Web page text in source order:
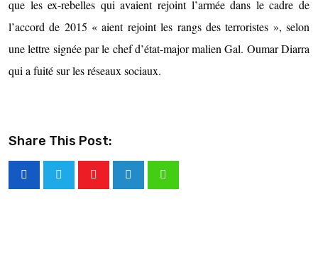
que les ex-rebelles qui avaient rejoint l’armée dans le cadre de
l’accord de 2015 « aient rejoint les rangs des terroristes », selon
une lettre signée par le chef d’état-major malien Gal. Oumar Diarra
qui a fuité sur les réseaux sociaux.
Share This Post: